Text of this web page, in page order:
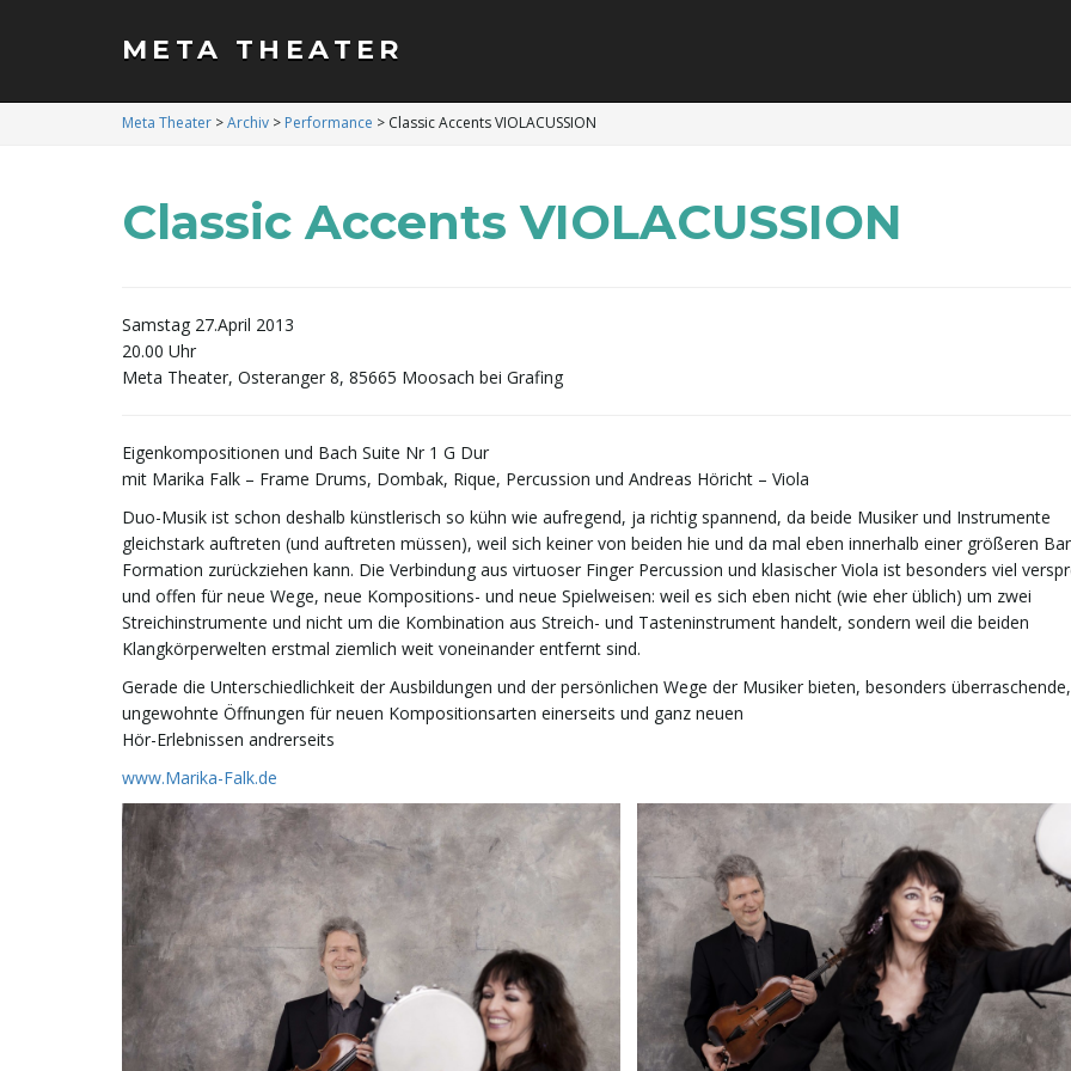
META THEATER
Meta Theater >Archiv > Performance > Classic Accents VIOLACUSSION
Classic Accents VIOLACUSSION
Samstag 27.April 2013
20.00 Uhr
Meta Theater, Osteranger 8, 85665 Moosach bei Grafing
Eigenkompositionen und Bach Suite Nr 1 G Dur
mit Marika Falk – Frame Drums, Dombak, Rique, Percussion und Andreas Höricht – Viola
Duo-Musik ist schon deshalb künstlerisch so kühn wie aufregend, ja richtig spannend, da beide Musiker und Instrumente
gleichstark auftreten (und auftreten müssen), weil sich keiner von beiden hie und da mal eben innerhalb einer größeren
Formation zurückziehen kann. Die Verbindung aus virtuoser Finger Percussion und klasischer Viola ist besonders viel
und offen für neue Wege, neue Kompositions- und neue Spielweisen: weil es sich eben nicht (wie eher üblich) um zwei
Streichinstrumente und nicht um die Kombination aus Streich- und Tasteninstrument handelt, sondern weil die beiden
Klangkörperwelten erstmal ziemlich weit voneinander entfernt sind.
Gerade die Unterschiedlichkeit der Ausbildungen und der persönlichen Wege der Musiker bieten, besonders überraschende,
ungewohnte Öffnungen für neuen Kompositionsarten einerseits und ganz neuen
Hör-Erlebnissen andrerseits
www.Marika-Falk.de